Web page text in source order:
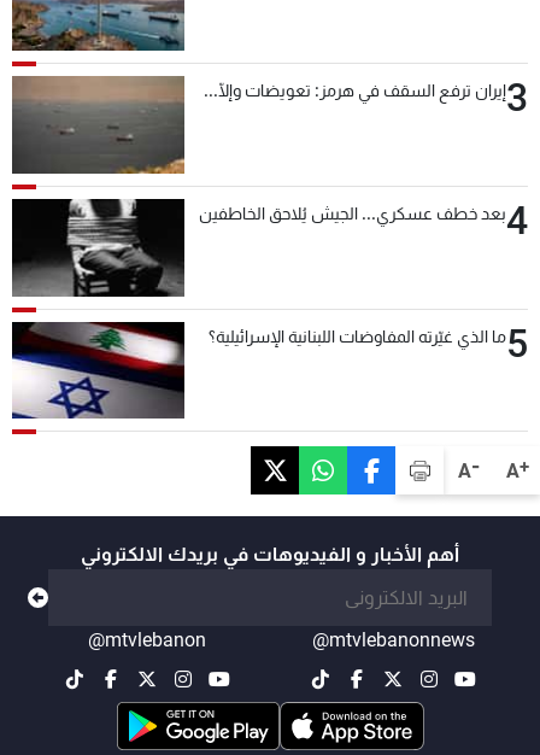
A+
A-
3إيران ترفع السقف في هرمز: تعويضات وإلّا...
4بعد خطف عسكري... الجيش يُلاحق الخاطفين
5ما الذي غيّرته المفاوضات اللبنانية الإسرائيلية؟
أهم الأخبار و الفيديوهات في بريدك الالكتروني
@mtvlebanonnews
@mtvlebanon